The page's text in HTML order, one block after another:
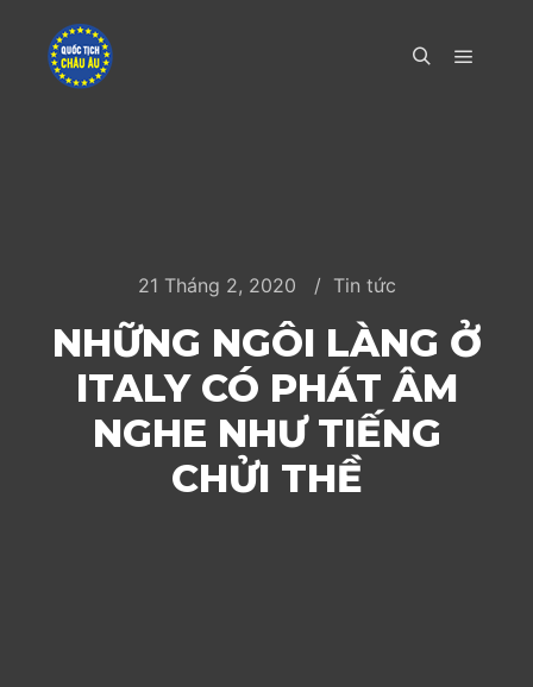
21 Tháng 2, 2020 Tin tức
NHỮNG NGÔI LÀNG Ở
ITALY CÓ PHÁT ÂM
NGHE NHƯ TIẾNG
CHỬI THỀ